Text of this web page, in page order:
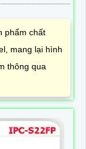
phẩm chất
mang lại hình
thông qua